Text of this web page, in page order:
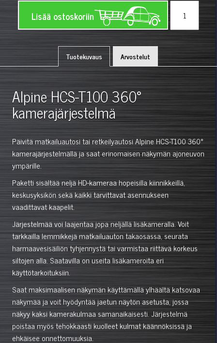
Lisää ostoskoriin
Tuotekuvaus Arvostelut
Alpine HCS-T100 360°
kamerajärjestelmä
Päivitä matkailuautosi tai retkeilyautosi Alpine HCS-T100 360°
kamerajärjestelmällä ja saat erinomaisen näkymän ajoneuvon
ympärille.
Paketti sisältää neljä HD-kameraa hopeisilla kiinnikkeillä,
keskusyksikön sekä kaikki tarvittavat asennukseen
vaadittavat kaapelit.
Järjestelmää voi laajentaa jopa neljällä lisäkameralla. Voit
tarkkailla lemmikkejä matkailuauton takaosassa, seurata
harmaavesisäiliön tyhjennystä tai varmistaa riittävä korkeus
siltojen alla. Saatavilla on useita lisäkameroita eri
käyttötarkoituksiin.
Saat maksimaalisen näkymän käyttämällä ylhäältä katsovaa
näkymää ja voit hyödyntää jaetun näytön asetusta, jossa
näkyy kaksi kamerakulmaa samanaikaisesti. Järjestelmä
poistaa myös tehokkaasti kuolleet kulmat käännöksissä ja
ehkäisee onnettomuuksia.